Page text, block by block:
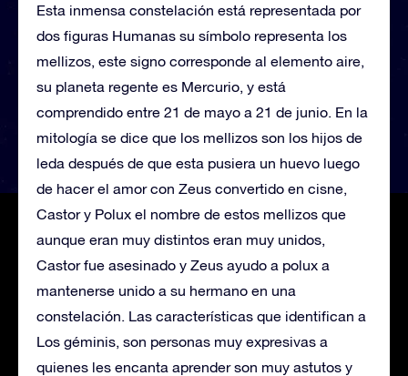
Esta inmensa constelación está representada por
dos figuras Humanas su símbolo representa los
mellizos, este signo corresponde al elemento aire,
su planeta regente es Mercurio, y está
comprendido entre 21 de mayo a 21 de junio. En la
mitología se dice que los mellizos son los hijos de
leda después de que esta pusiera un huevo luego
de hacer el amor con Zeus convertido en cisne,
Castor y Polux el nombre de estos mellizos que
aunque eran muy distintos eran muy unidos,
Castor fue asesinado y Zeus ayudo a polux a
mantenerse unido a su hermano en una
constelación. Las características que identifican a
Los géminis, son personas muy expresivas a
quienes les encanta aprender son muy astutos y